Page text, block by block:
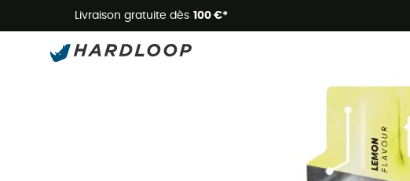
Livraison gratuite dès 100 €*